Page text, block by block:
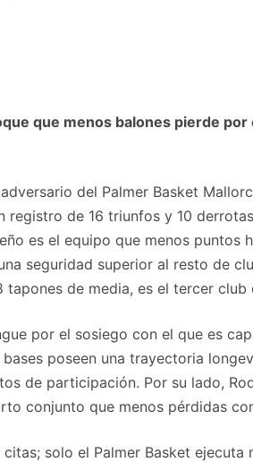
que menos balones pierde
del Palmer Basket
registro de 16 triunfos y 10
es el equipo que menos
seguridad superior al resto de
de media, es el tercer club
por el sosiego con el que es
poseen una trayectoria
de participación. Por su lado,
conjunto que menos pérdidas
solo el Palmer Basket